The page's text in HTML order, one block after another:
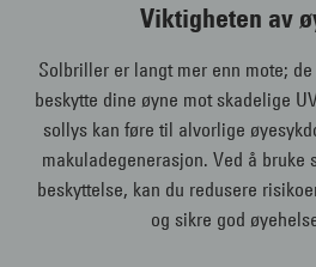
Viktigheten av
Solbriller er langt mer enn mote;
beskytte dine øyne mot skadelige
sollys kan føre til alvorlige
makuladegenerasjon. Ved å bruke
beskyttelse, kan du redusere
og sikre god